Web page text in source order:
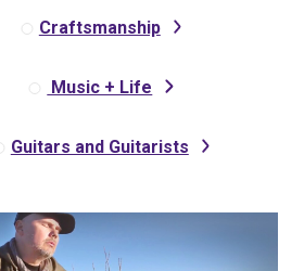
Craftsmanship
Music + Life
Guitars and Guitarists